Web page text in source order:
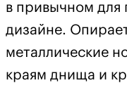
в привычном для
дизайне.
металлические
краям днища и